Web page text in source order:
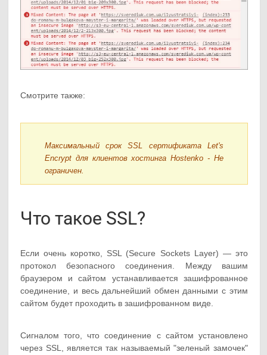
Смотрите также:
Максимальный срок SSL сертификата Let's
Encrypt для клиентов хостинга Hostenko - Не
ограничен.
Что такое SSL?
Если очень коротко, SSL (Secure Sockets Layer) — это
протокол безопасного соединения. Между вашим
браузером и сайтом устанавливается зашифрованное
соединение, и весь дальнейший обмен данными с этим
сайтом будет проходить в зашифрованном виде.
Сигналом того, что соединение с сайтом установлено
через SSL, является так называемый "зеленый замочек"